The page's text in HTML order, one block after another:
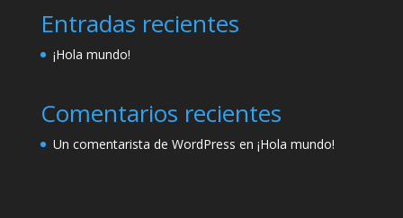
Entradas recientes
¡Hola mundo!
Comentarios recientes
Un comentarista de WordPress en ¡Hola mundo!